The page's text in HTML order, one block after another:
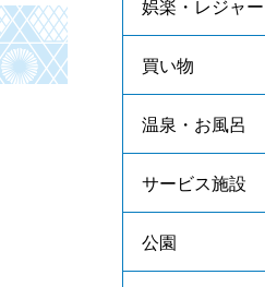
娯楽・レジャー
買い物
温泉・お風呂
サービス施設
公園